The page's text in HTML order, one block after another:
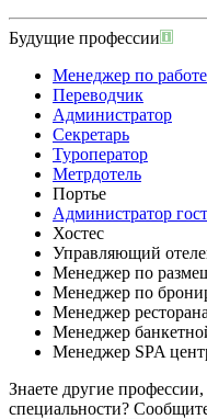
Будущие профессии
Менеджер по
Переводчик
Администратор
Секретарь
Туроператор
Метрдотель
Портье
Администратор
Хостес
Управляющий
Менеджер по
Менеджер по
Менеджер ресторана
Менеджер
Менеджер SPA
Знаете другие
специальности?